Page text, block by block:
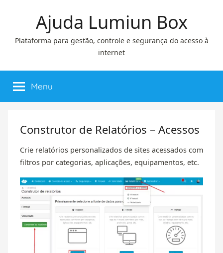
Ajuda Lumiun Box
Plataforma para gestão, controle e segurança do acesso à
internet
Menu
Construtor de Relatórios – Acessos
Crie relatórios personalizados de sites acessados com
filtros por categorias, aplicações, equipamentos, etc.